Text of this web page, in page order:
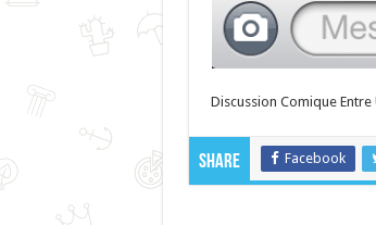
Discussion Comique Entre
Share Facebook